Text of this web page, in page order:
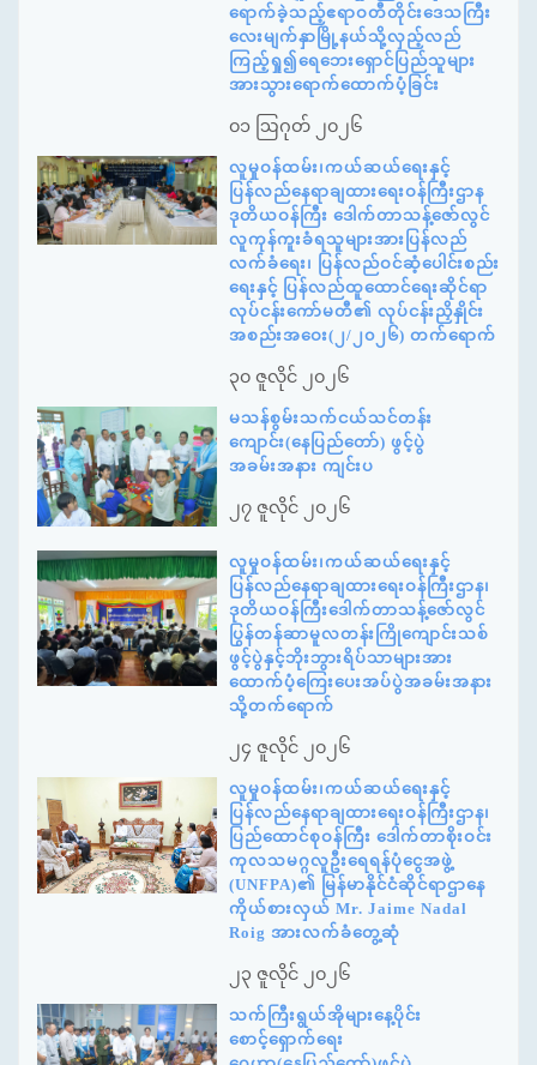
ရောက်ခဲ့သည့်ဧရာဝတီတိုင်းဒေသကြီး
လေးမျက်နှာမြို့နယ်သို့လှည့်လည်
ကြည့်ရှု၍ရေဘေးရှောင်ပြည်သူများ
အားသွားရောက်ထောက်ပံ့ခြင်း
၀၁ ဩဂုတ် ၂၀၂၆
လူမှုဝန်ထမ်း၊ကယ်ဆယ်ရေးနှင့်
ပြန်လည်နေရာချထားရေးဝန်ကြီးဌာန
ဒုတိယဝန်ကြီး ဒေါက်တာသန့်ဇော်လွင်
လူကုန်ကူးခံရသူများအားပြန်လည်
လက်ခံရေး၊ ပြန်လည်ဝင်ဆံ့ပေါင်းစည်း
ရေးနှင့် ပြန်လည်ထူထောင်ရေးဆိုင်ရာ
လုပ်ငန်းကော်မတီ၏ လုပ်ငန်းညှိနှိုင်း
အစည်းအဝေး(၂/၂၀၂၆) တက်ရောက်
၃၀ ဇူလိုင် ၂၀၂၆
မသန်စွမ်းသက်ငယ်သင်တန်း
ကျောင်း(နေပြည်တော်) ဖွင့်ပွဲ
အခမ်းအနား ကျင်းပ
၂၇ ဇူလိုင် ၂၀၂၆
လူမှုဝန်ထမ်း၊ကယ်ဆယ်ရေးနှင့်
ပြန်လည်နေရာချထားရေးဝန်ကြီးဌာန၊
ဒုတိယဝန်ကြီးဒေါက်တာသန့်ဇော်လွင်
ပြွန်တန်ဆာမူလတန်းကြိုကျောင်းသစ်
ဖွင့်ပွဲနှင့်ဘိုးဘွားရိပ်သာများအား
ထောက်ပံ့ကြေးပေးအပ်ပွဲအခမ်းအနား
သို့တက်ရောက်
၂၄ ဇူလိုင် ၂၀၂၆
လူမှုဝန်ထမ်း၊ကယ်ဆယ်ရေးနှင့်
ပြန်လည်နေရာချထားရေးဝန်ကြီးဌာန၊
ပြည်ထောင်စုဝန်ကြီး ဒေါက်တာစိုးဝင်း
ကုလသမဂ္ဂလူဦးရေရန်ပုံငွေအဖွဲ့
(UNFPA)၏ မြန်မာနိုင်ငံဆိုင်ရာဌာနေ
ကိုယ်စားလှယ် Mr. Jaime Nadal
Roig အားလက်ခံတွေ့ဆုံ
၂၃ ဇူလိုင် ၂၀၂၆
သက်ကြီးရွယ်အိုများနေ့ပိုင်း
စောင့်ရှောက်ရေး